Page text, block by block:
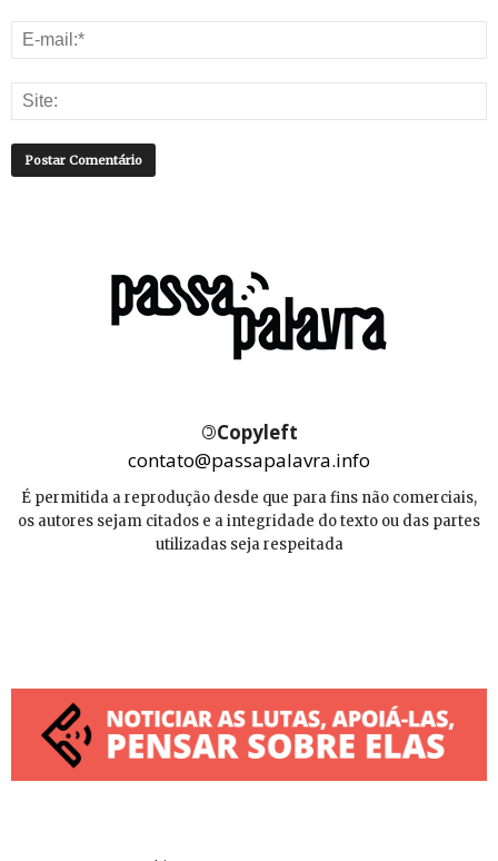
©Copyleft
contato@passapalavra.info
É permitida a reprodução desde que para fins não comerciais,
os autores sejam citados e a integridade do texto ou das partes
utilizadas seja respeitada